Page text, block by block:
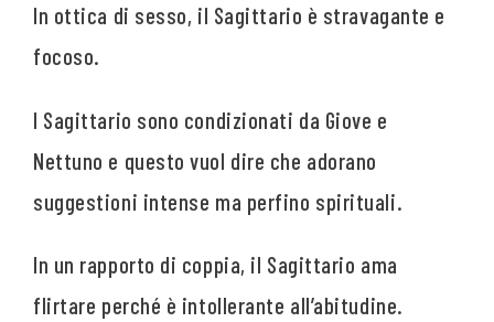
In ottica di sesso, il Sagittario è stravagante e
focoso.
I Sagittario sono condizionati da Giove e
Nettuno e questo vuol dire che adorano
suggestioni intense ma perfino spirituali.
In un rapporto di coppia, il Sagittario ama
flirtare perché è intollerante all’abitudine.